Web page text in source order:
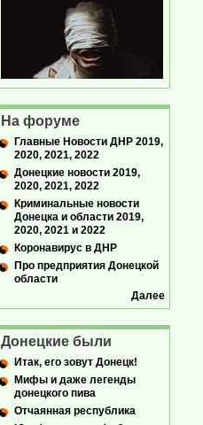
На форуме
Главные Новости ДНР 2019,
2020, 2021, 2022
Донецкие новости 2019,
2020, 2021, 2022
Криминальные новости
Донецка и области 2019,
2020, 2021 и 2022
Коронавирус в ДНР
Про предприятия Донецкой
области
Далее
Донецкие были
Итак, его зовут Донецк!
Мифы и даже легенды
донецкого пива
Отчаянная республика